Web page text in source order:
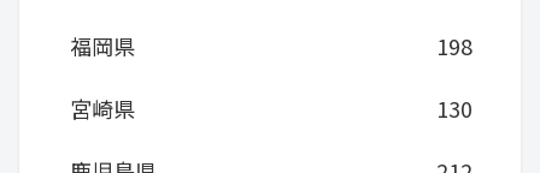
福岡県
198
宮崎県
130